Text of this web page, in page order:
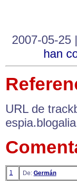
2007-05-25
han
URL de
1 De: Germán